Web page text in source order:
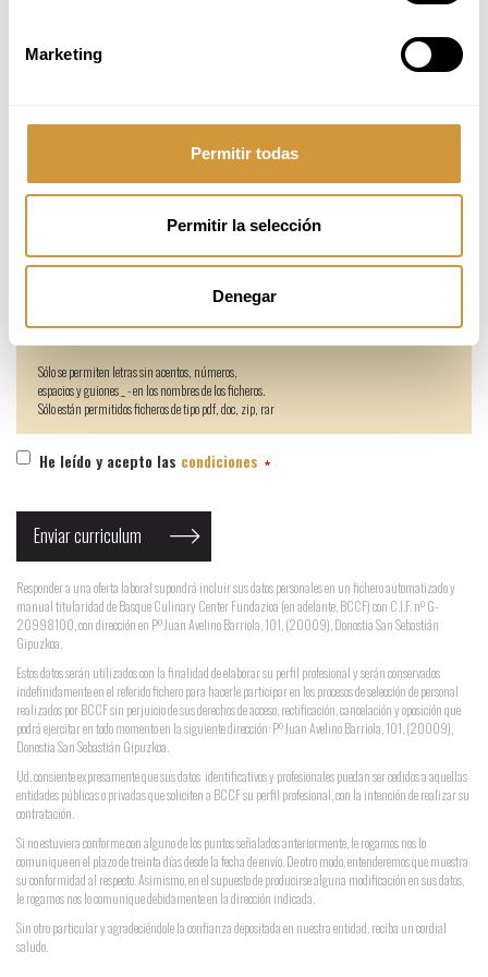
Marketing
Permitir todas
Permitir la selección
Denegar
Si quieres inscribirte en la oferta de trabajo, adjunta tu CV (PDF o
Curriculum
Sólo se permiten letras sin acentos, números,
espacios y guiones _ - en los nombres de los ficheros.
Sólo están permitidos ficheros de tipo pdf, doc, zip, rar
He leído y acepto las condiciones
Responder a una oferta laboral supondrá incluir sus datos personales en un fichero automatizado y
manual titularidad de Basque Culinary Center Fundazioa (en adelante, BCCF) con C.I.F. nº G-
20998100, con dirección en Pº Juan Avelino Barriola, 101, (20009), Donostia San Sebastián
Gipuzkoa.
Estos datos serán utilizados con la finalidad de elaborar su perfil profesional y serán conservados
indefinidamente en el referido fichero para hacerle participar en los procesos de selección de personal
realizados por BCCF sin perjuicio de sus derechos de acceso, rectificación, cancelación y oposición que
podrá ejercitar en todo momento en la siguiente dirección: Pº Juan Avelino Barriola, 101, (20009),
Donostia San Sebastián Gipuzkoa.
Ud. consiente expresamente que sus datos identificativos y profesionales puedan ser cedidos a aquellas
entidades públicas o privadas que soliciten a BCCF su perfil profesional, con la intención de realizar su
contratación.
Si no estuviera conforme con alguno de los puntos señalados anteriormente, le rogamos nos lo
comunique en el plazo de treinta días desde la fecha de envío. De otro modo, entenderemos que muestra
su conformidad al respecto. Asimismo, en el supuesto de producirse alguna modificación en sus datos,
le rogamos nos lo comunique debidamente en la dirección indicada.
Sin otro particular y agradeciéndole la confianza depositada en nuestra entidad, reciba un cordial
saludo.